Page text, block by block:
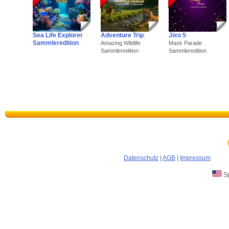
Sea Life Explorer
Sammleredition
Adventure Trip:
Amazing Wildlife
Sammleredition
Jixo 5:
Mask Parade
Sammleredition
Datenschutz AGB Impressum